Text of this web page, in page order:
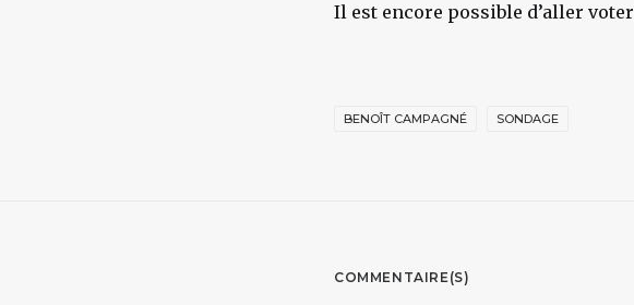
Il est encore possible d’aller voter
BENOÎT CAMPAGNÉ SONDAGE
COMMENTAIRE(S)